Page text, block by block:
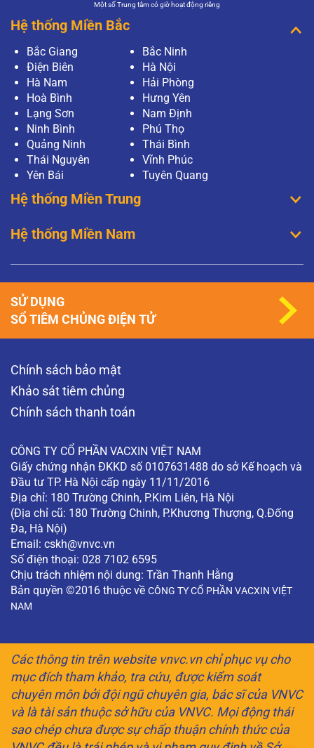
Một số Trung tâm có giờ hoạt động riêng
Hệ thống Miền Bắc
Bắc Giang
Bắc Ninh
Điện Biên
Hà Nội
Hà Nam
Hải Phòng
Hoà Bình
Hưng Yên
Lạng Sơn
Nam Định
Ninh Bình
Phú Thọ
Quảng Ninh
Thái Bình
Thái Nguyên
Vĩnh Phúc
Yên Bái
Tuyên Quang
Hệ thống Miền Trung
Hệ thống Miền Nam
Chính sách bảo mật
Khảo sát tiêm chủng
Chính sách thanh toán
CÔNG TY CỔ PHẦN VACXIN VIỆT NAM
Giấy chứng nhận ĐKKD số 0107631488 do sở Kế hoạch và
Đầu tư TP. Hà Nội cấp ngày 11/11/2016
Địa chỉ: 180 Trường Chinh, P.Kim Liên, Hà Nội
(Địa chỉ cũ: 180 Trường Chinh, P.Khương Thượng, Q.Đống
Đa, Hà Nội)
Email: cskh@vnvc.vn
Số điện thoại: 028 7102 6595
Chịu trách nhiệm nội dung: Trần Thanh Hằng
Bản quyền ©2016 thuộc về CÔNG TY CỔ PHẦN VACXIN VIỆT
NAM
SỬ DỤNG
SỔ TIÊM CHỦNG ĐIỆN TỬ
Các thông tin trên website vnvc.vn chỉ phục vụ cho
mục đích tham khảo, tra cứu, được kiểm soát
chuyên môn bởi đội ngũ chuyên gia, bác sĩ của VNVC
và là tài sản thuộc sở hữu của VNVC. Mọi động thái
sao chép chưa được sự chấp thuận chính thức của